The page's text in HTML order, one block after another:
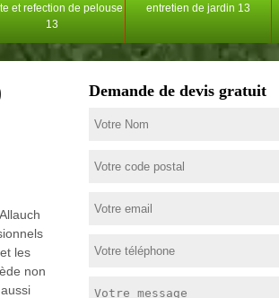
et refection de pelouse
13
entretien de jardin 13
les
non
Demande de devis gratuit